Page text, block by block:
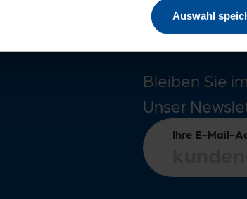
Auswahl
Bleiben Sie
Unser
Ihre E-Mail-